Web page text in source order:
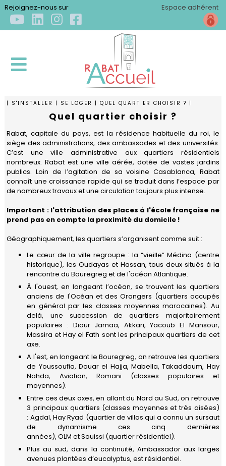
Rejoignez-nous sur Espace adhérent
×
QUI
SOMMES-
NOUS
?
nous
?
Gouvernance
Bénévoles
de
Présidente
réseau
FIAFE
Arriver
Rabat
Quartiers
Travailler
déplacer
loger
Vivre
Scolariser
soigner
divertir
S'ÉPANOUIR
activités
Actualités
PARTENAIRES
Devenir
partenaire
partenaires
partenaires
institutionnels
Privilèges
adhérents
Déposez
votre
annonce
Compétences
Carrières
NOUS
REJOINDRE
Contact
Guide
Pratique
Rabat
Accueil
Formulaire
d'adhésion
| S'INSTALLER | SE LOGER | QUEL QUARTIER CHOISIR ? |
Quel quartier choisir ?
Rabat, capitale du pays, est la résidence habituelle du roi, le
siège des administrations, des ambassades et des universités.
C’est une ville administrative aux quartiers résidentiels
nombreux. Rabat est une ville aérée, dotée de vastes jardins
publics. Loin de l’agitation de sa voisine Casablanca, Rabat
connaît une croissance rapide qui se traduit dans l’espace par
de nombreux travaux et une circulation toujours plus intense.
Important : l'attribution des places à l'école française ne
prend pas en compte la proximité du domicile !
Géographiquement, les quartiers s’organisent comme suit :
Le cœur de la ville regroupe : la “vieille” Médina (centre
historique), les Oudayas et Hassan, tous deux situés à la
rencontre du Bouregreg et de l'océan Atlantique.
À l'ouest, en longeant l’océan, se trouvent les quartiers
anciens de l'Océan et des Orangers (quartiers occupés
en général par les classes moyennes marocaines). Au
delà, une succession de quartiers majoritairement
populaires : Diour Jamaa, Akkari, Yacoub El Mansour,
Massira et Hay el Fath sont les principaux quartiers de cet
axe.
A l'est, en longeant le Bouregreg, on retrouve les quartiers
de Youssoufia, Douar el Hajja, Mabella, Takaddoum, Hay
Nahda, Aviation, Romani (classes populaires et
moyennes).
Entre ces deux axes, en allant du Nord au Sud, on retrouve
3 principaux quartiers (classes moyennes et très aisées)
: Agdal, Hay Ryad (quartier de villas qui a connu un sursaut
de dynamisme ces cinq dernières
années), OLM et Souissi (quartier résidentiel).
Plus au sud, dans la continuité, Ambassador aux larges
avenues plantées d’eucalyptus, est résidentiel.